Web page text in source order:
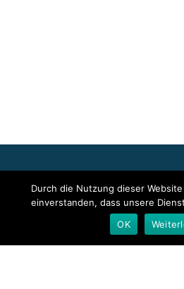
Event bzw. das Stellenangebot sowie
Tonmaterial ist allein der jeweils
verantwortlich. Dieser ist in der Regel
Pressetexte sowie der angehängten
Durch die Nutzung dieser
einverstanden, dass unsere
OK